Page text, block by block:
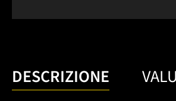
DESCRIZIONE